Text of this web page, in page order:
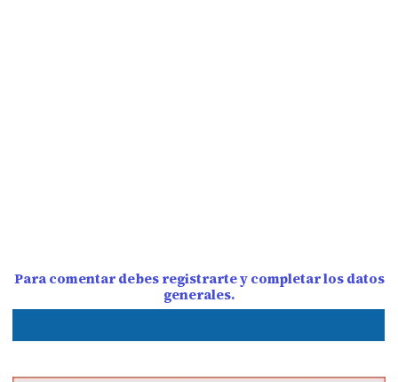
Para comentar debes registrarte y completar los datos
generales.